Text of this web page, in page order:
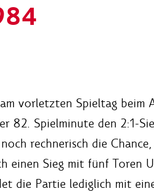
vorletzten Spieltag beim
82. Spielminute den 2:1-
rechnerisch die
einen Sieg mit fünf Toren
die Partie lediglich mit